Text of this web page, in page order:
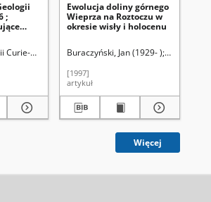
;
31
1996
Skłodowskiej (Lublin). Zakład Geologii
Ewolucja doliny górnego
Wieprza na Roztoczu w
okresie wisły i holocenu
Buraczyński, Jan (1929- )
[1997]
artykuł
Więcej